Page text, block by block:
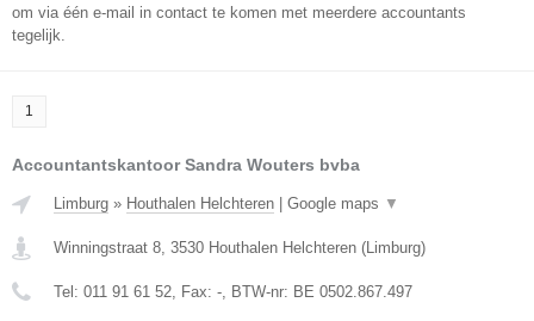
om via één e-mail in contact te komen met meerdere accountants
tegelijk.
1
Accountantskantoor Sandra Wouters bvba
Limburg » Houthalen Helchteren Google maps ▼
Winningstraat 8, 3530 Houthalen Helchteren (Limburg)
Tel: 011 91 61 52, Fax: -, BTW-nr: BE 0502.867.497